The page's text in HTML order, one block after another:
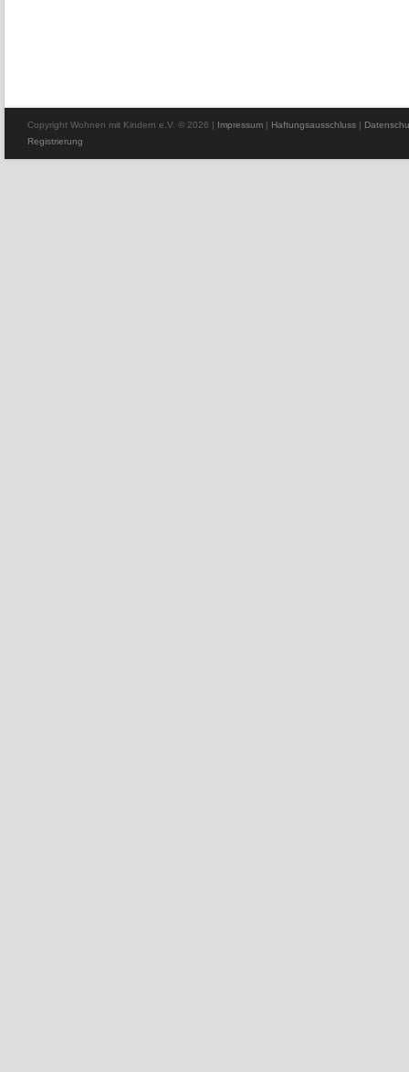
Copyright Wohnen mit Kindern e.V. © 2026 | Impressum | Haftungsausschluss |
Registrierung